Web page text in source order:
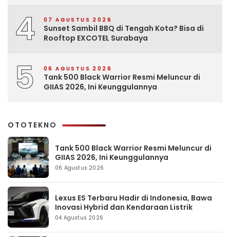
4 07 AGUSTUS 2026
Sunset Sambil BBQ di Tengah Kota? Bisa di
Rooftop EXCOTEL Surabaya
5 06 AGUSTUS 2026
Tank 500 Black Warrior Resmi Meluncur di
GIIAS 2026, Ini Keunggulannya
OTOTEKNO
Tank 500 Black Warrior Resmi Meluncur di
GIIAS 2026, Ini Keunggulannya
06 Agustus 2026
Lexus ES Terbaru Hadir di Indonesia, Bawa
Inovasi Hybrid dan Kendaraan Listrik
04 Agustus 2026